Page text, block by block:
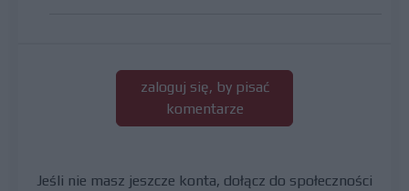
zaloguj się, by pisać
komentarze
Jeśli nie masz jeszcze konta, dołącz do społeczności